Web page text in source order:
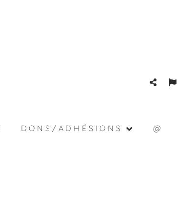
DONS/ADHÉSIONS @